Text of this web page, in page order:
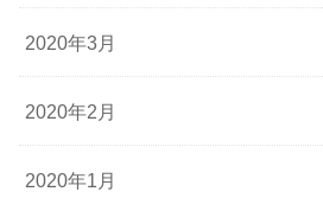
2020年3月
2020年2月
2020年1月